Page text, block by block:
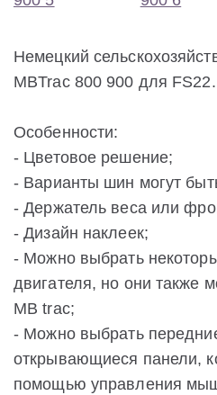
Немецкий
MBTrac 800 900 для FS22.
Особенности:
- Цветовое решение;
- Варианты шин могут
- Держатель веса или
- Дизайн наклеек;
- Можно выбрать
двигателя, но они также
MB trac;
- Можно выбрать
открывающиеся панели,
помощью управления